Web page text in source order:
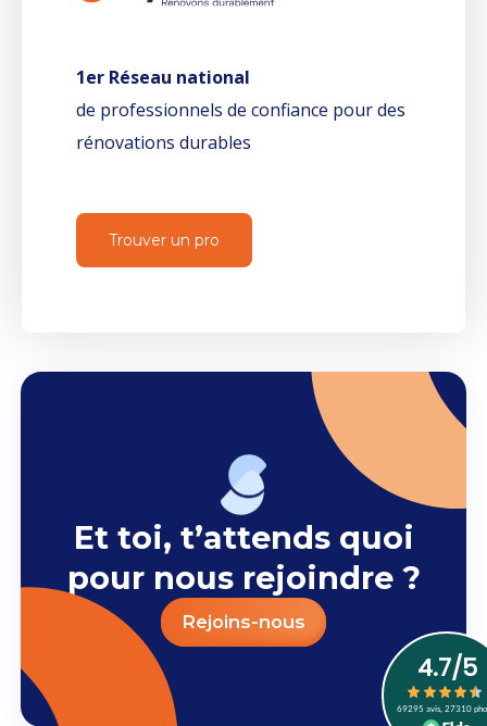
1er Réseau national
de professionnels de confiance pour des
rénovations durables
Trouver un pro
Et toi, t’attends quoi
pour nous rejoindre ?
Rejoins-nous